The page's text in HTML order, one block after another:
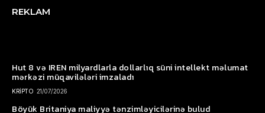
REKLAM
Hut 8 və IREN milyardlarla dollarlıq süni intellekt məlumat
mərkəzi müqavilələri imzaladı
KRİPTO 21/07/2026
Böyük Britaniya maliyyə tənzimləyicilərinə bulud